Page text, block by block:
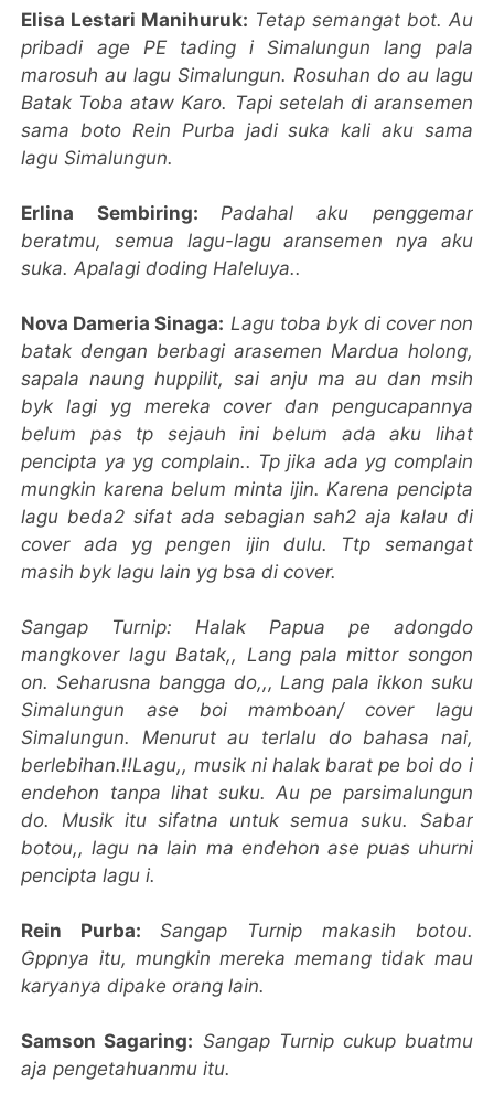
Elisa Lestari Manihuruk: Tetap semangat bot. Au
pribadi age PE tading i Simalungun lang pala
marosuh au lagu Simalungun. Rosuhan do au lagu
Batak Toba ataw Karo. Tapi setelah di aransemen
sama boto Rein Purba jadi suka kali aku sama
lagu Simalungun.
Erlina Sembiring: Padahal aku penggemar
beratmu, semua lagu-lagu aransemen nya aku
suka. Apalagi doding Haleluya..
Nova Dameria Sinaga: Lagu toba byk di cover non
batak dengan berbagi arasemen Mardua holong,
sapala naung huppilit, sai anju ma au dan msih
byk lagi yg mereka cover dan pengucapannya
belum pas tp sejauh ini belum ada aku lihat
pencipta ya yg complain.. Tp jika ada yg complain
mungkin karena belum minta ijin. Karena pencipta
lagu beda2 sifat ada sebagian sah2 aja kalau di
cover ada yg pengen ijin dulu. Ttp semangat
masih byk lagu lain yg bsa di cover.
Sangap Turnip: Halak Papua pe adongdo
mangkover lagu Batak,, Lang pala mittor songon
on. Seharusna bangga do,,, Lang pala ikkon suku
Simalungun ase boi mamboan/ cover lagu
Simalungun. Menurut au terlalu do bahasa nai,
berlebihan.!!Lagu,, musik ni halak barat pe boi do i
endehon tanpa lihat suku. Au pe parsimalungun
do. Musik itu sifatna untuk semua suku. Sabar
botou,, lagu na lain ma endehon ase puas uhurni
pencipta lagu i.
Rein Purba:Sangap Turnip makasih botou.
Gppnya itu, mungkin mereka memang tidak mau
karyanya dipake orang lain.
Samson Sagaring: Sangap Turnip cukup buatmu
aja pengetahuanmu itu.